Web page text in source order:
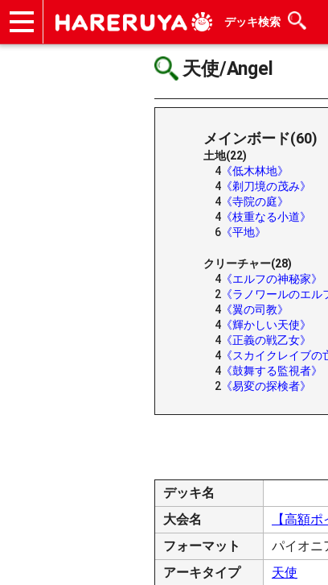
デッキ検索
天使/Angel
メインボード(60)
土地(22)
4 《低木林地》
4 《剃刀境の茂み》
4 《寺院の庭》
4 《枝重なる小道》
6 《平地》
クリーチャー(28)
4 《エルフの神秘家》
2 《ラノワールのエル
4 《翼の司教》
4 《輝かしい天使》
4 《正義の戦乙女》
4 《スカイクレイブの
4 《鼓舞する監視者》
2 《易変の探検者》
デッキ名
大会名
【高額
フォーマット
パイオニ
アーキタイプ
天使